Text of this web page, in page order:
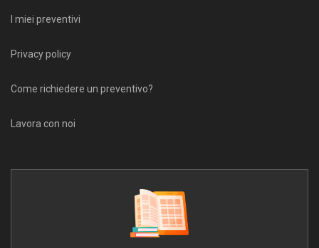
I miei preventivi
Privacy policy
Come richiedere un preventivo?
Lavora con noi